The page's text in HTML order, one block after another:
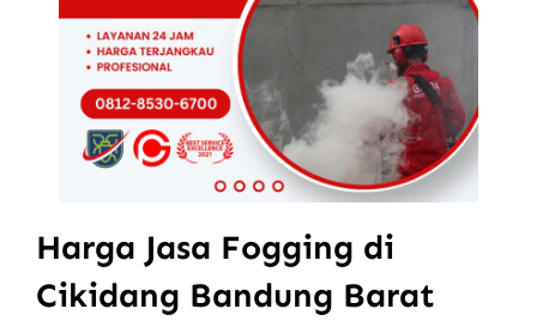
Harga Jasa Fogging di
Cikidang Bandung Barat